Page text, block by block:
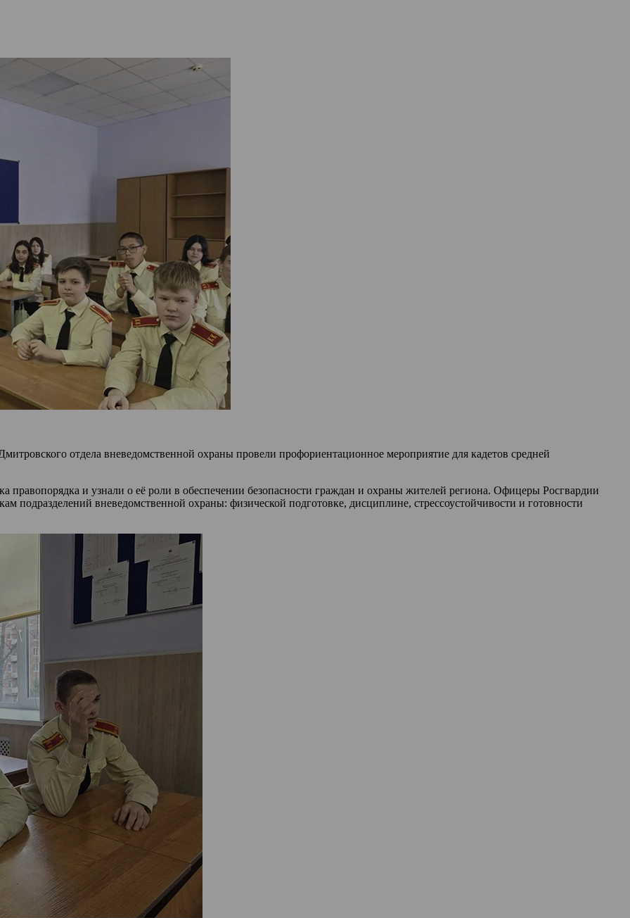
отдела вневедомственной охраны провели профориентационное мероприятие для кадетов средней
правопорядка и узнали о её роли в обеспечении безопасности граждан и охраны жителей региона. Офицеры Росгвардии
подразделений вневедомственной охраны: физической подготовке, дисциплине, стрессоустойчивости и готовности